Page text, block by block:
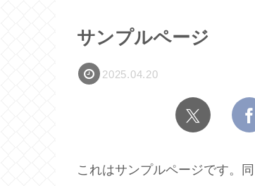
サンプルページ
2025.04.20
これはサンプルページです。